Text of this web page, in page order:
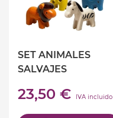
SET ANIMALES
SALVAJES
23,50 € IVA incluido